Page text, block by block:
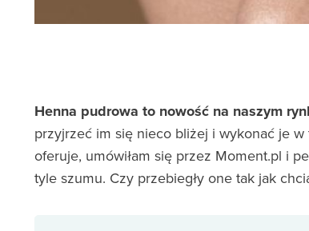
Henna pudrowa to nowość na naszym
przyjrzeć im się nieco bliżej i wykonać je
oferuje, umówiłam się przez Moment.pl i
tyle szumu. Czy przebiegły one tak jak